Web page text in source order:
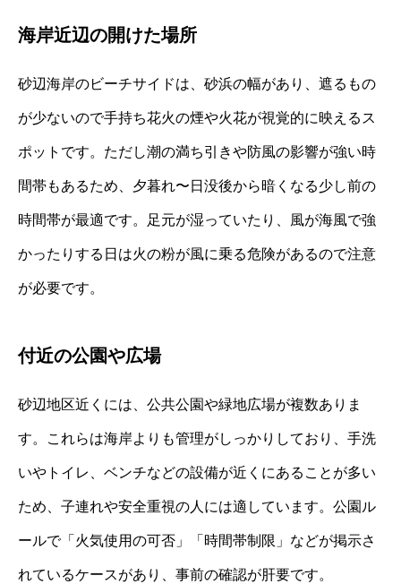
海岸近辺の開けた場所
砂辺海岸のビーチサイドは、砂浜の幅があり、遮るもの
が少ないので手持ち花火の煙や火花が視覚的に映えるス
ポットです。ただし潮の満ち引きや防風の影響が強い時
間帯もあるため、夕暮れ〜日没後から暗くなる少し前の
時間帯が最適です。足元が湿っていたり、風が海風で強
かったりする日は火の粉が風に乗る危険があるので注意
が必要です。
付近の公園や広場
砂辺地区近くには、公共公園や緑地広場が複数ありま
す。これらは海岸よりも管理がしっかりしており、手洗
いやトイレ、ベンチなどの設備が近くにあることが多い
ため、子連れや安全重視の人には適しています。公園ル
ールで「火気使用の可否」「時間帯制限」などが掲示さ
れているケースがあり、事前の確認が肝要です。